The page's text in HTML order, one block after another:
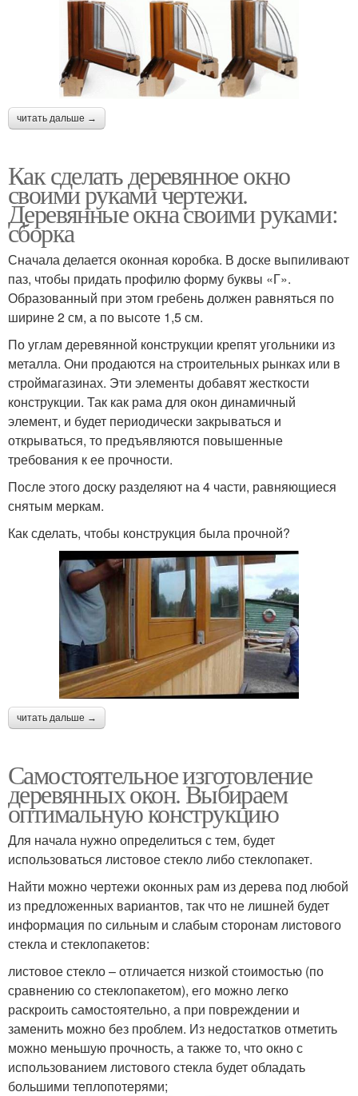
читать дальше →
Как сделать деревянное окно
своими руками чертежи.
Деревянные окна своими руками:
сборка
Сначала делается оконная коробка. В доске выпиливают
паз, чтобы придать профилю форму буквы «Г».
Образованный при этом гребень должен равняться по
ширине 2 см, а по высоте 1,5 см.
По углам деревянной конструкции крепят угольники из
металла. Они продаются на строительных рынках или в
строймагазинах. Эти элементы добавят жесткости
конструкции. Так как рама для окон динамичный
элемент, и будет периодически закрываться и
открываться, то предъявляются повышенные
требования к ее прочности.
После этого доску разделяют на 4 части, равняющиеся
снятым меркам.
Как сделать, чтобы конструкция была прочной?
читать дальше →
Самостоятельное изготовление
деревянных окон. Выбираем
оптимальную конструкцию
Для начала нужно определиться с тем, будет
использоваться листовое стекло либо стеклопакет.
Найти можно чертежи оконных рам из дерева под любой
из предложенных вариантов, так что не лишней будет
информация по сильным и слабым сторонам листового
стекла и стеклопакетов:
листовое стекло – отличается низкой стоимостью (по
сравнению со стеклопакетом), его можно легко
раскроить самостоятельно, а при повреждении и
заменить можно без проблем. Из недостатков отметить
можно меньшую прочность, а также то, что окно с
использованием листового стекла будет обладать
большими теплопотерями;